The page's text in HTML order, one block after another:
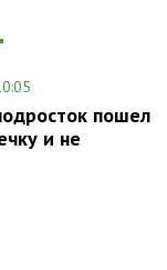
пошел
и не